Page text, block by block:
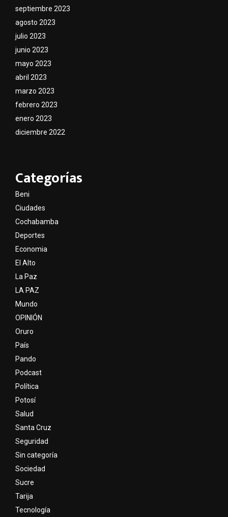
septiembre 2023
agosto 2023
julio 2023
junio 2023
mayo 2023
abril 2023
marzo 2023
febrero 2023
enero 2023
diciembre 2022
Categorías
Beni
Ciudades
Cochabamba
Deportes
Economia
El Alto
La Paz
LA PAZ
Mundo
OPINIÓN
Oruro
País
Pando
Podcast
Política
Potosí
Salud
Santa Cruz
Seguridad
Sin categoría
Sociedad
Sucre
Tarija
Tecnología